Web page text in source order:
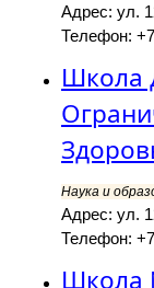
Адрес: ул.
Телефон:
Школа
Наука и
Адрес: ул.
Телефон:
Школа